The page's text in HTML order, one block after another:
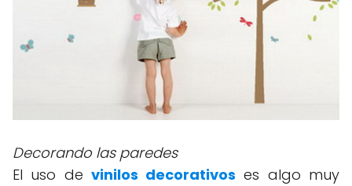
Decorando las paredes
El uso de vinilos decorativos es algo muy